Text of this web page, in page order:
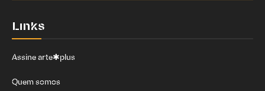
Links
Assine arte✱plus
Quem somos